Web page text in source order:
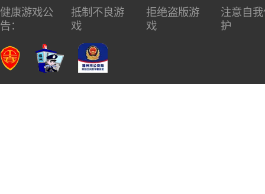
健康游戏公
告：
抵制不良游
戏
拒绝盗版游
戏
注意自
护